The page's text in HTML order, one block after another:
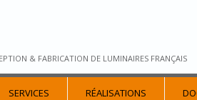
& FABRICATION DE LUMINAIRES FRANÇAIS
SERVICES RÉALISATIONS